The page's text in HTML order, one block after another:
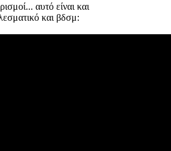
αυτό είναι και
και βδσμ: